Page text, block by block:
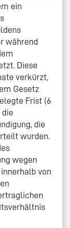
ein
während
Diese
verkürzt,
Gesetz
Frist (6
die
wurden.
wegen
von